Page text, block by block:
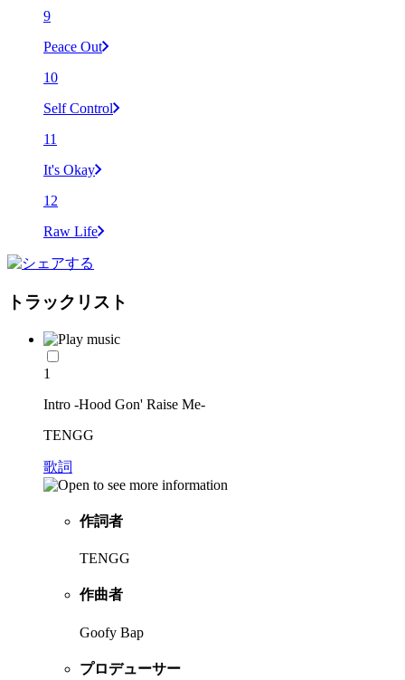
9
Peace Out
10
Self Control
11
It's Okay
12
Raw Life
トラックリスト
1
Intro -Hood Gon' Raise Me-
TENGG
歌詞
作詞者
TENGG
作曲者
Goofy Bap
プロデューサー